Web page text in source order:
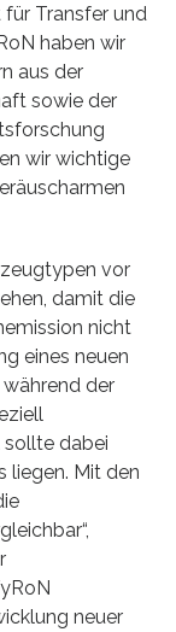
Transfer und
haben wir
aus der
sowie der
wir wichtige
vor
damit die
nicht
eines neuen
der
sollte dabei
liegen. Mit den
neuer